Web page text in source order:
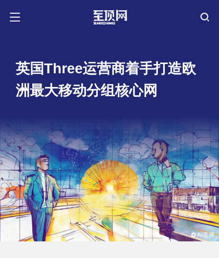
英国Three运营商着手打造欧
洲最大移动分组核心网